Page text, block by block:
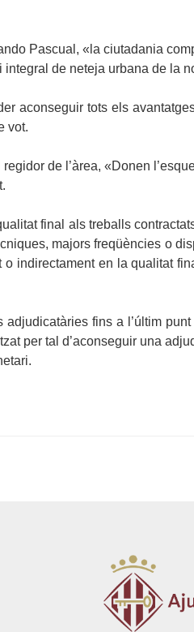
Pascual, «la ciutadania
de neteja urbana de la
aconseguir tots els
vot.
de l’àrea, «Donen
final als treballs
majors freqüències o
indirectament en la qualitat
fins a l’últim
per tal d’aconseguir una